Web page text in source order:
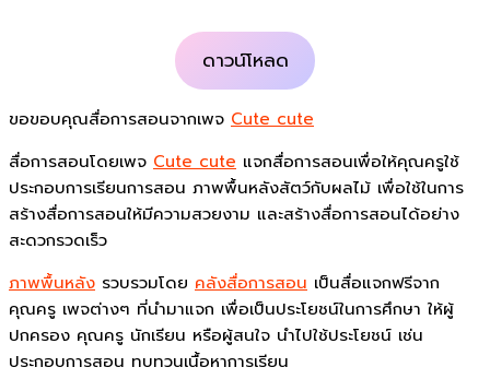
ดาวน์โหลด
ขอขอบคุณสื่อการสอนจากเพจ Cute cute
สื่อการสอนโดยเพจ Cute cute แจกสื่อการสอนเพื่อให้คุณครูใช้
ประกอบการเรียนการสอน ภาพพื้นหลังสัตว์กับผลไม้ เพื่อใช้ในการ
สร้างสื่อการสอนให้มีความสวยงาม และสร้างสื่อการสอนได้อย่าง
สะดวกรวดเร็ว
ภาพพื้นหลัง รวบรวมโดย คลังสื่อการสอน เป็นสื่อแจกฟรีจาก
คุณครู เพจต่างๆ ที่นำมาแจก เพื่อเป็นประโยชน์ในการศึกษา ให้ผู้
ปกครอง คุณครู นักเรียน หรือผู้สนใจ นำไปใช้ประโยชน์ เช่น
ประกอบการสอน ทบทวนเนื้อหาการเรียน